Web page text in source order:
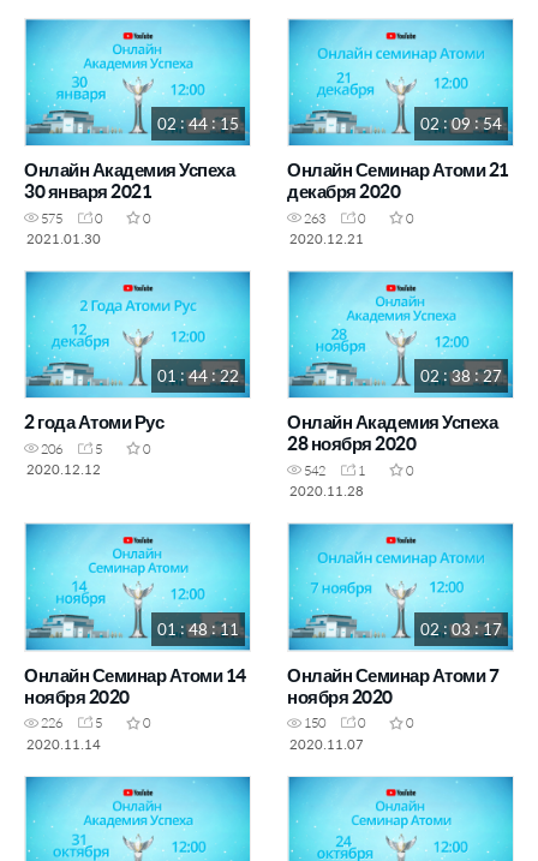
02 : 44 : 15
Онлайн Академия Успеха
30 января 2021
575 0
0
2021.01.30
02 : 09 : 54
Онлайн Семинар Атоми 21
декабря 2020
263 0
0
2020.12.21
01 : 44 : 22
2 года Атоми Рус
206 5
0
2020.12.12
02 : 38 : 27
Онлайн Академия Успеха
28 ноября 2020
542 1
0
2020.11.28
01 : 48 : 11
Онлайн Семинар Атоми 14
ноября 2020
226 5
0
2020.11.14
02 : 03 : 17
Онлайн Семинар Атоми 7
ноября 2020
150 0
0
2020.11.07